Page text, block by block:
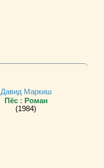
Давид Маркиш
Пёс : Роман
(1984)